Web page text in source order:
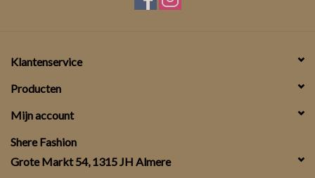
Klantenservice
Producten
Mijn account
Shere Fashion
Grote Markt 54, 1315 JH Almere